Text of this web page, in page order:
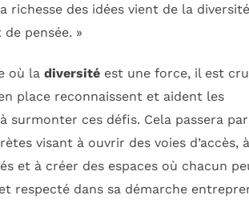
richesse des idées vient de la diversité
de pensée. »
où la diversité est une force, il est
place reconnaissent et aident les
surmonter ces défis. Cela passera
visant à ouvrir des voies d’accès,
et à créer des espaces où chacun
respecté dans sa démarche